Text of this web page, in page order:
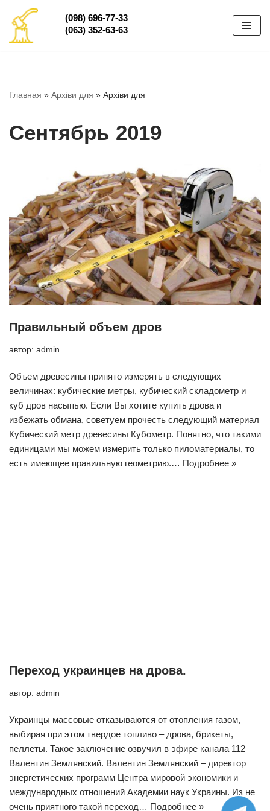
Перейти
(098) 696-77-33
(063) 352-63-63
Главная » Архіви для » Архіви для
Сентябрь 2019
Правильный объем дров
автор: admin
Объем древесины принято измерять в следующих
величинах: кубические метры, кубический складометр и
куб дров насыпью. Если Вы хотите купить дрова и
избежать обмана, советуем прочесть следующий материал
Кубический метр древесины Кубометр. Понятно, что такими
единицами мы можем измерить только пиломатериалы, то
есть имеющее правильную геометрию.… Подробнее »
Переход украинцев на дрова.
автор: admin
Украинцы массовые отказываются от отопления газом,
выбирая при этом твердое топливо – дрова, брикеты,
пеллеты. Такое заключение озвучил в эфире канала 112
Валентин Землянский. Валентин Землянский – директор
энергетических программ Центра мировой экономики и
международных отношений Академии наук Украины. Из не
очень приятного такой переход… Подробнее »